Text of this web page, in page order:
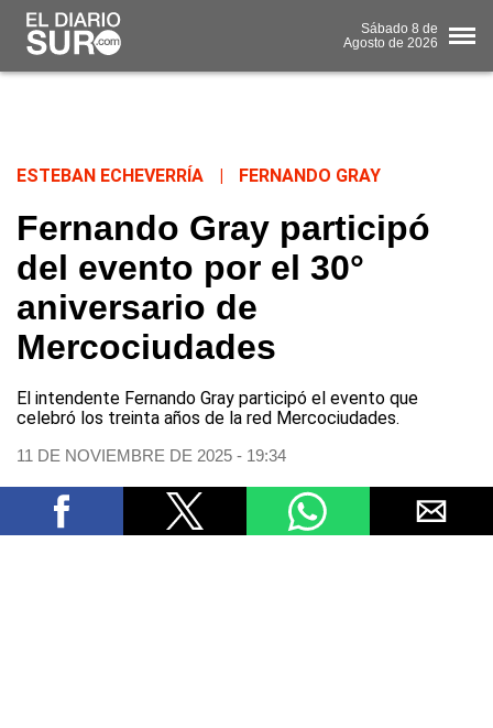
Sábado 8 de
Agosto de 2026
ESTEBAN ECHEVERRÍA FERNANDO GRAY
Fernando Gray participó
del evento por el 30°
aniversario de
Mercociudades
El intendente Fernando Gray participó el evento que
celebró los treinta años de la red Mercociudades.
11 DE NOVIEMBRE DE 2025 - 19:34